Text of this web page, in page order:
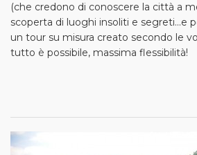
(che credono di conoscere la città a
scoperta di luoghi insoliti e segreti...e
un tour su misura creato secondo le
tutto è possibile, massima flessibilità!